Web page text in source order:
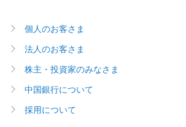
個人のお客さま
法人のお客さま
株主・投資家のみなさま
中国銀行について
採用について